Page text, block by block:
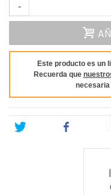
-
Este producto es un
Recuerda que
necesaria
Tweet